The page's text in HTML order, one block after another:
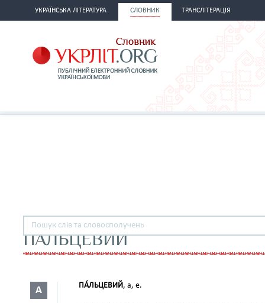
УКРАЇНСЬКА ЛІТЕРАТУРА СЛОВНИК ТРАНСЛІТЕРАЦІЯ
ПАЛЬЦЕВИЙ
А ПА́ЛЬЦЕВИЙ, а, е.